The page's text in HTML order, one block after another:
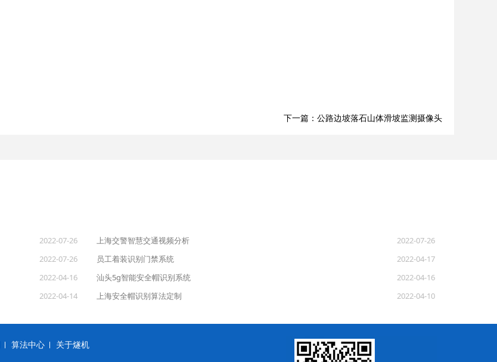
下一篇：公路边坡落石山体滑坡监测摄像头
2022-07-26 上海交警智慧交通视频分析
2022-07-26
2022-07-26 员工着装识别门禁系统
2022-04-17
2022-04-16 汕头5g智能安全帽识别系统
2022-04-16
2022-04-14 上海安全帽识别算法定制 2022-04-10
算法中心
关于燧机